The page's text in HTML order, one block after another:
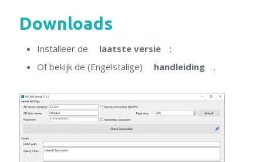
Downloads
Installeer de laatste versie
;
Of bekijk de (Engelstalige)
handleiding .